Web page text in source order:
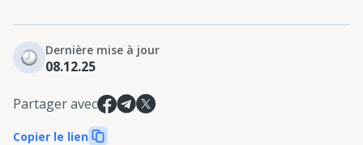
Dernière mise à jour
08.12.25
Partager avec
Copier le lien